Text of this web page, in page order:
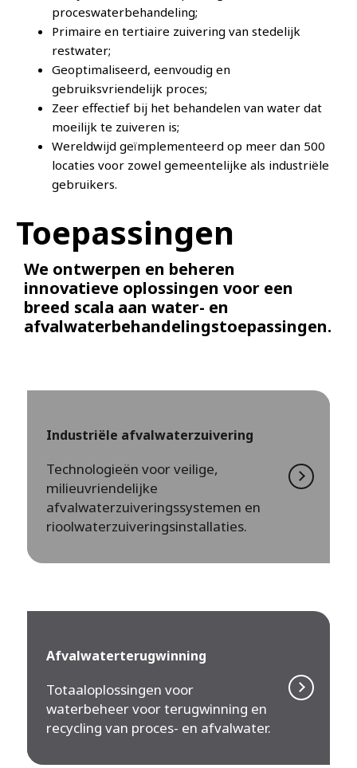
proceswaterbehandeling;
Primaire en tertiaire zuivering van stedelijk
restwater;
Geoptimaliseerd, eenvoudig en
gebruiksvriendelijk proces;
Zeer effectief bij het behandelen van water dat
moeilijk te zuiveren is;
Wereldwijd geïmplementeerd op meer dan 500
locaties voor zowel gemeentelijke als industriële
gebruikers.
Toepassingen
We ontwerpen en beheren
innovatieve oplossingen voor een
breed scala aan water- en
afvalwaterbehandelingstoepassingen.
Industriële afvalwaterzuivering
Technologieën voor veilige,
milieuvriendelijke
afvalwaterzuiveringssystemen en
rioolwaterzuiveringsinstallaties.
Afvalwaterterugwinning
Totaaloplossingen voor
waterbeheer voor terugwinning en
recycling van proces- en afvalwater.